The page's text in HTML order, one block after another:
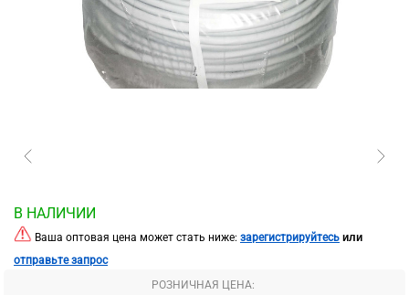
В НАЛИЧИИ
Ваша оптовая цена может стать ниже: зарегистрируйтесь или
отправьте запрос
РОЗНИЧНАЯ ЦЕНА: